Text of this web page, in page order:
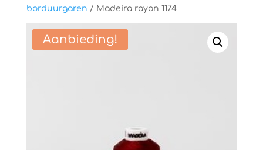
borduurgaren / Madeira rayon 1174
Aanbieding!